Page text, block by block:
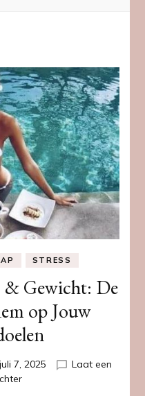
STRESS
Gewicht: De
op Jouw
juli 7, 2025
Laat een
op